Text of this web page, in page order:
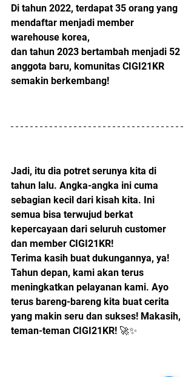
Di tahun 2022, terdapat 35 orang yang
mendaftar menjadi member
warehouse korea,
dan tahun 2023 bertambah menjadi 52
anggota baru, komunitas CIGI21KR
semakin berkembang!
Jadi, itu dia potret serunya kita di
tahun lalu. Angka-angka ini cuma
sebagian kecil dari kisah kita. Ini
semua bisa terwujud berkat
kepercayaan dari seluruh customer
dan member CIGI21KR!
Terima kasih buat dukungannya, ya!
Tahun depan, kami akan terus
meningkatkan pelayanan kami. Ayo
terus bareng-bareng kita buat cerita
yang makin seru dan sukses! Makasih,
teman-teman CIGI21KR! 🚀✨